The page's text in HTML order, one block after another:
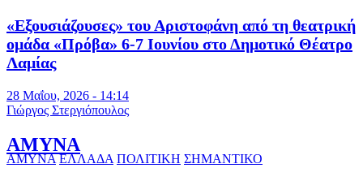
«Εξουσιάζουσες» του Αριστοφάνη από τη θεατρική
ομάδα «Πρόβα» 6-7 Ιουνίου στο Δημοτικό Θέατρο
Λαμίας
28 Μαΐου, 2026 - 14:14
Γιώργος Στεργιόπουλος
ΑΜΥΝΑ
ΑΜΥΝΑ ΕΛΛΑΔΑ ΠΟΛΙΤΙΚΗ ΣΗΜΑΝΤΙΚΟ